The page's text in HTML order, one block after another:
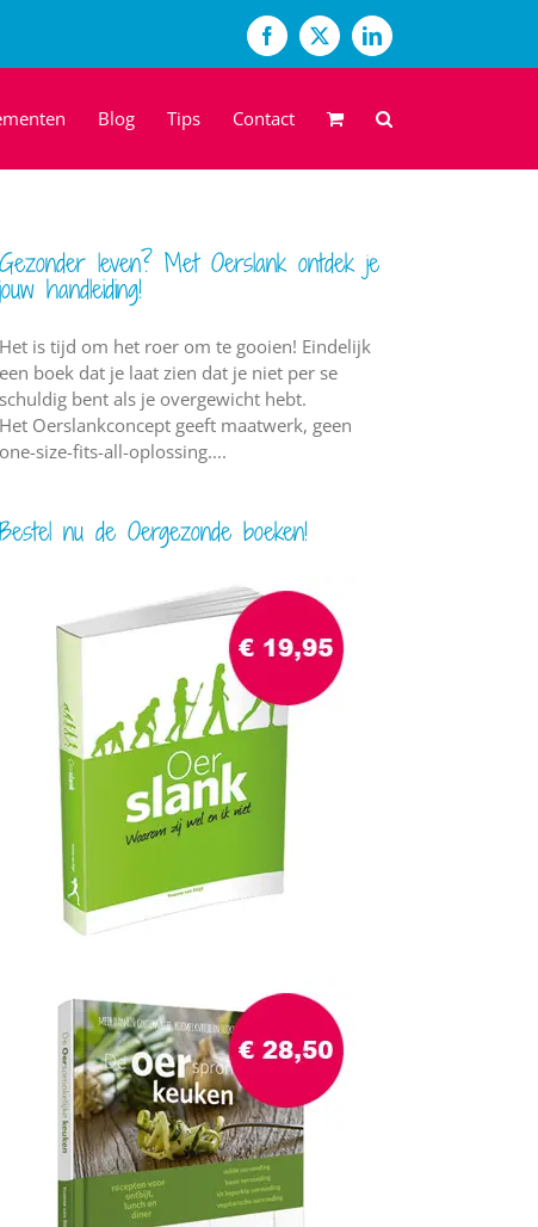
Facebook
X LinkedIn
Blog Tips Contact
Gezonder leven? Met Oerslank ontdek je
jouw handleiding!
Het is tijd om het roer om te gooien! Eindelijk
een boek dat je laat zien dat je niet per se
schuldig bent als je overgewicht hebt.
Het Oerslankconcept geeft maatwerk, geen
one-size-fits-all-oplossing....
Bestel nu de Oergezonde boeken!